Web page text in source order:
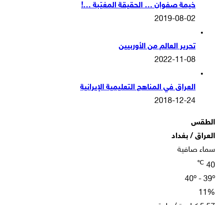
خيمة صفوان … الحقيقة المغيّبة …!
2019-08-02
تحرير العالم من الأوربيين
2022-11-08
العراق في المناهج التعليمية الإيرانية
2018-12-24
/ بغداد
40º